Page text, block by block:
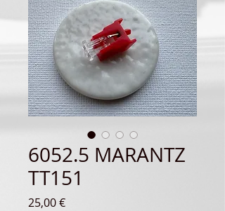
6052.5 MARANTZ
TT151
25,00 €Prix